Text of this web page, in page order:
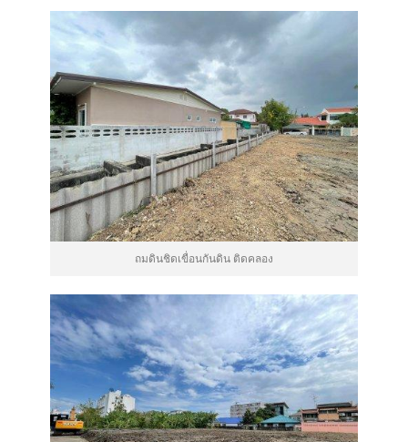
ถมดินชิดเขื่อนกันดิน ติดคลอง